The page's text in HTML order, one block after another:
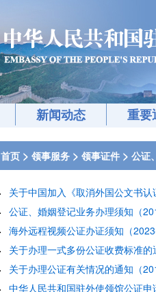
新闻动态 重要
首页 > 领事服务 > 领事证件 > 公证
关于中国加入《取消外国公文书
公证、婚姻登记业务办理须知（
海外远程视频公证办证须知（
关于办理一式多份公证收费标准
关于办理公证有关情况的通知（
中华人民共和国驻外使领馆公证